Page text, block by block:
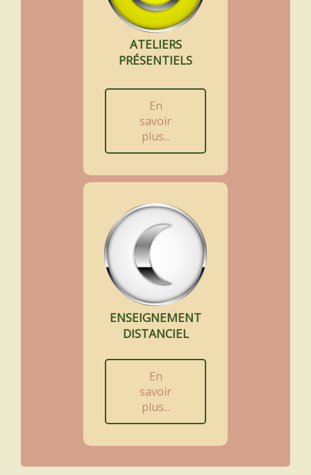
ATELIERS
PRÉSENTIELS
En
savoir
plus...
ENSEIGNEMENT
DISTANCIEL
En
savoir
plus...